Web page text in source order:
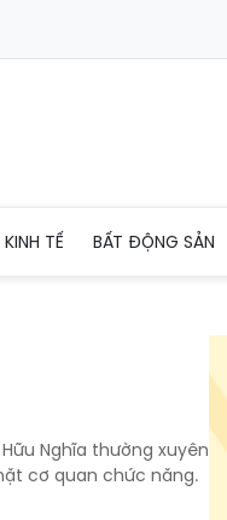
KINH TẾ BẤT ĐỘNG SẢN
Nghĩa thường xuyên
cơ quan chức năng.